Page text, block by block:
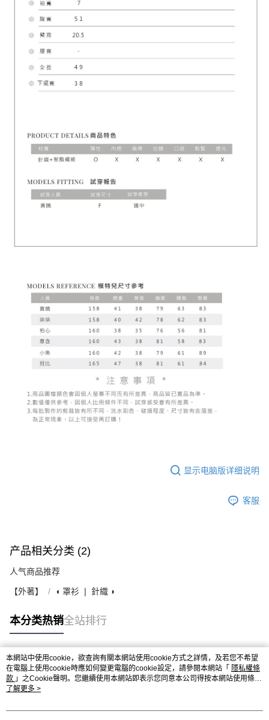
显示电脑版详细说明
客服
产品相关分类 (2)
人气商品推荐
【外著】 ◖ 罩衫 ❘ 針織 ◗
本分类热销全站排行
热门标签
本網站中使用cookie，欲查詢有關本網站使用cookie方式之詳情，及若您不希望
在電腦上使用cookie時應如何變更電腦的cookie設定，請參閱本網站「 隱私權條
款 」之Cookie聲明。您繼續使用本網站即表示您同意本公司得按本網站使用條款
之Cookie聲明使用cookie。
了解更多 >